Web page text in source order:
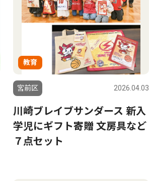
教育
宮前区 2026.04.03
川崎ブレイブサンダース 新入
学児にギフト寄贈 文房具など
７点セット